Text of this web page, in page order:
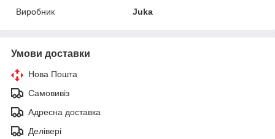
Виробник
Juka
Умови доставки
Нова Пошта
Самовивіз
Адресна доставка
Делівері